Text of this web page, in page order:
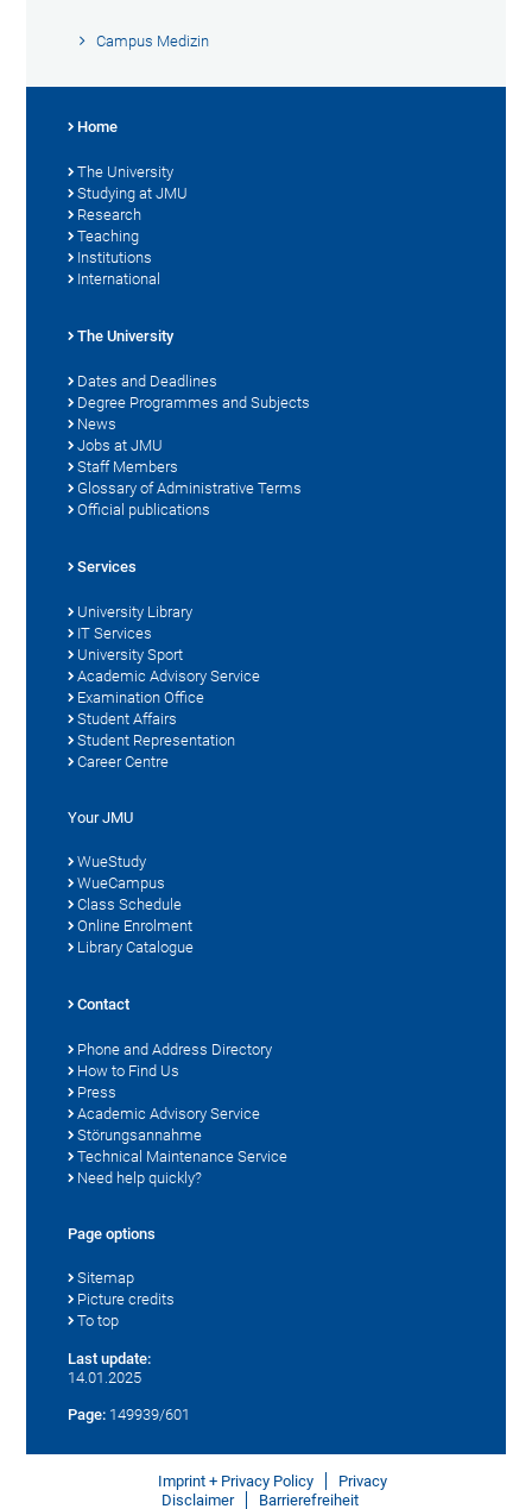
Campus Medizin
Home
The University
Studying at JMU
Research
Teaching
Institutions
International
The University
Dates and Deadlines
Degree Programmes and Subjects
News
Jobs at JMU
Staff Members
Glossary of Administrative Terms
Official publications
Services
University Library
IT Services
University Sport
Academic Advisory Service
Examination Office
Student Affairs
Student Representation
Career Centre
Your JMU
WueStudy
WueCampus
Class Schedule
Online Enrolment
Library Catalogue
Contact
Phone and Address Directory
How to Find Us
Press
Academic Advisory Service
Störungsannahme
Technical Maintenance Service
Need help quickly?
Page options
Sitemap
Picture credits
To top
Last update:
14.01.2025
Page: 149939/601
Imprint + Privacy Policy
Privacy
Disclaimer
Barrierefreiheit